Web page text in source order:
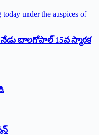
బాలగోపాల్‌ 15వ స్మారక